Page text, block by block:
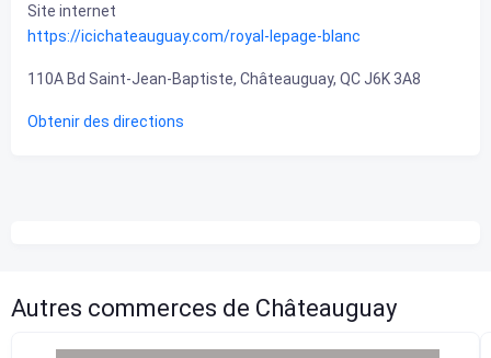
Site internet
https://icichateauguay.com/royal-lepage-blanc
110A Bd Saint-Jean-Baptiste, Châteauguay, QC J6K 3A8
Obtenir des directions
Autres commerces de Châteauguay